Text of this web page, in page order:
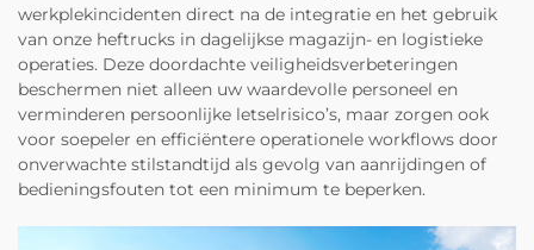
werkplekincidenten direct na de integratie en het gebruik
van onze heftrucks in dagelijkse magazijn- en logistieke
operaties. Deze doordachte veiligheidsverbeteringen
beschermen niet alleen uw waardevolle personeel en
verminderen persoonlijke letselrisico’s, maar zorgen ook
voor soepeler en efficiëntere operationele workflows door
onverwachte stilstandtijd als gevolg van aanrijdingen of
bedieningsfouten tot een minimum te beperken.